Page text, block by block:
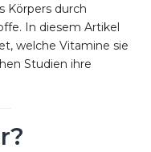
Körpers durch
In diesem Artikel
welche Vitamine sie
Studien ihre